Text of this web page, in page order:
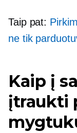
Taip pat:
ne tik
Kaip į
įtraukti